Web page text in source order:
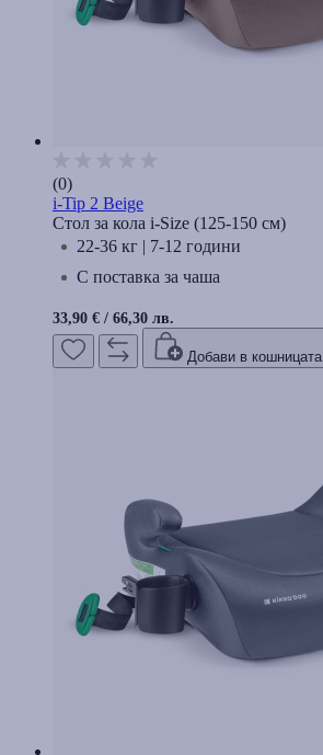
(0)
i-Tip 2 Beige
Стол за кола i-Size (125-150 cм)
22-36 кг | 7-12 години
С поставка за чаша
33,90 € / 66,30 лв.
Добави в кошницата